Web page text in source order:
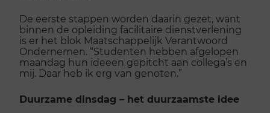
De eerste stappen worden daarin gezet, want
binnen de opleiding facilitaire dienstverlening
is er het blok Maatschappelijk Verantwoord
Ondernemen. “Studenten hebben afgelopen
maandag hun ideeën gepitcht aan collega’s en
mij. Daar heb ik erg van genoten.”
Duurzame dinsdag – het duurzaamste idee